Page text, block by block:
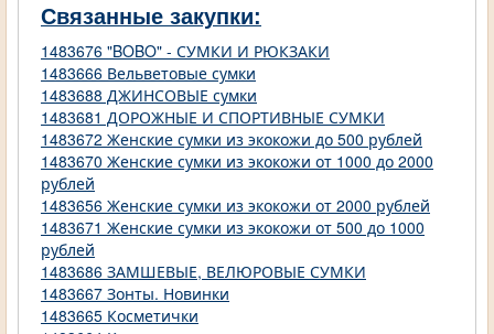
Связанные закупки:
1483676 "BOBO" - СУМКИ И РЮКЗАКИ
1483666 Вельветовые сумки
1483688 ДЖИНСОВЫЕ сумки
1483681 ДОРОЖНЫЕ И СПОРТИВНЫЕ СУМКИ
1483672 Женские сумки из экокожи до 500 рублей
1483670 Женские сумки из экокожи от 1000 до 2000
рублей
1483656 Женские сумки из экокожи от 2000 рублей
1483671 Женские сумки из экокожи от 500 до 1000
рублей
1483686 ЗАМШЕВЫЕ, ВЕЛЮРОВЫЕ СУМКИ
1483667 Зонты. Новинки
1483665 Косметички